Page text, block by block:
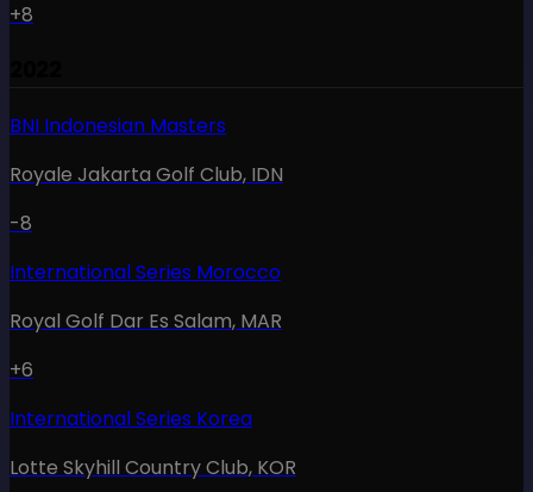
+8
BNI Indonesian Masters
Royale Jakarta Golf Club, IDN
-8
International Series Morocco
Royal Golf Dar Es Salam, MAR
+6
International Series Korea
Lotte Skyhill Country Club, KOR